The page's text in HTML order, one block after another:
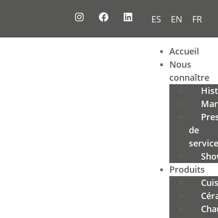
ES EN FR
Accueil
Nous
connaître
de
service
Produits